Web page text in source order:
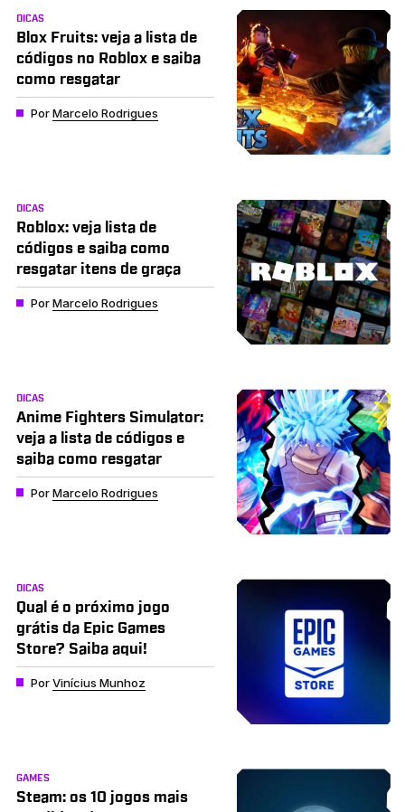
DICAS
Blox Fruits: veja a lista de
códigos no Roblox e saiba
como resgatar
PorMarcelo Rodrigues
DICAS
Roblox: veja lista de
códigos e saiba como
resgatar itens de graça
PorMarcelo Rodrigues
DICAS
Anime Fighters Simulator:
veja a lista de códigos e
saiba como resgatar
PorMarcelo Rodrigues
DICAS
Qual é o próximo jogo
grátis da Epic Games
Store? Saiba aqui!
PorVinícius Munhoz
GAMES
Steam: os 10 jogos mais